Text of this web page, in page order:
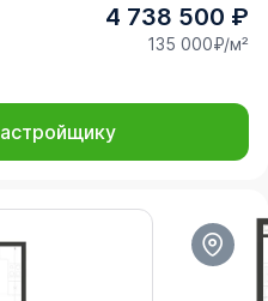
4 738 500 ₽
135 000₽/м²